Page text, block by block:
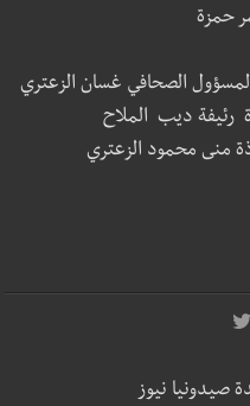
حمزة
الصحافي غسان الزعتري
رئيفة ديب الملاح
منى محمود الزعتري
صيدونيا نيوز